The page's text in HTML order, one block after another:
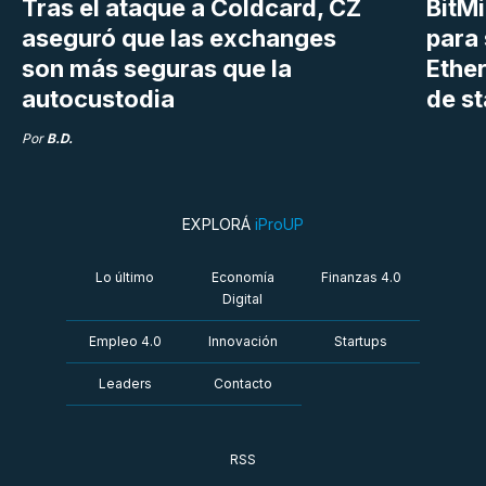
Tras el ataque a Coldcard, CZ
aseguró que las exchanges
son más seguras que la
autocustodia
Por B.D.
para
de
EXPLORÁ iProUP
Lo último
Economía
Digital
Finanzas 4.0
Empleo 4.0 Innovación Startups
Leaders Contacto
RSS